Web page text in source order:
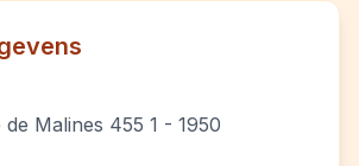
de Malines 455 1 - 1950